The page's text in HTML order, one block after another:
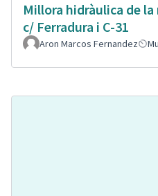
Millora hidràulica de
c/ Ferradura i C-31
Aron Marcos Fernandez